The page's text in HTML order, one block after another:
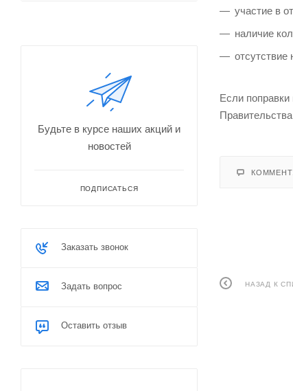
участие в
наличие
Если поправки
НАЗАД К
Будьте в курсе наших акций и
новостей
ПОДПИСАТЬСЯ
Заказать звонок
Задать вопрос
Оставить отзыв